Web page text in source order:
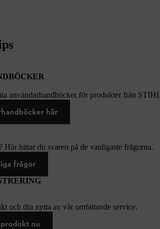
användarhandböcker för produkter från
här
Här hittar du svaren på de vanligaste frågorna.
frågor
och dra nytta av vår omfattande service.
nu